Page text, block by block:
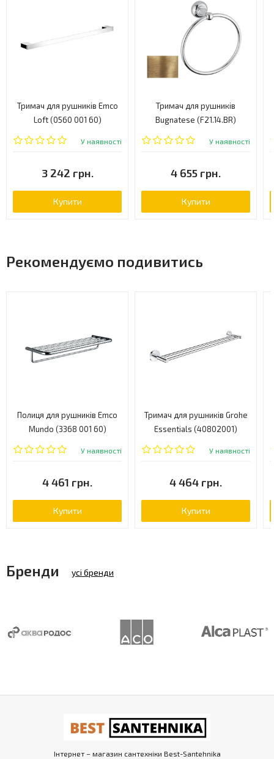
Тримач для рушників Emco
Loft (0560 001 60)
У наявності
3 242 грн.
Купити
Тримач для рушників
Bugnatese (F21.14.BR)
У наявності
4 655 грн.
Купити
Рекомендуємо подивитись
Полиця для рушників Emco
Mundo (3368 001 60)
У наявності
4 461 грн.
Купити
Тримач для рушників Grohe
Essentials (40802001)
У наявності
4 464 грн.
Купити
Бренди усі бренди
Інтернет – магазин сантехніки Best-Santehnika